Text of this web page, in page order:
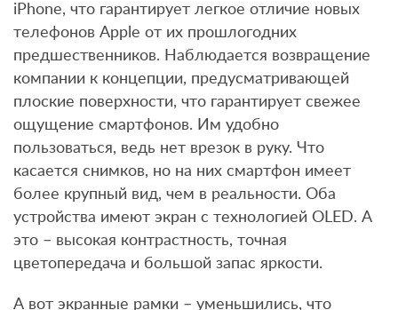
iPhone, что гарантирует легкое отличие новых
телефонов Apple от их прошлогодних
предшественников. Наблюдается возвращение
компании к концепции, предусматривающей
плоские поверхности, что гарантирует свежее
ощущение смартфонов. Им удобно
пользоваться, ведь нет врезок в руку. Что
касается снимков, но на них смартфон имеет
более крупный вид, чем в реальности. Оба
устройства имеют экран с технологией OLED. А
это – высокая контрастность, точная
цветопередача и большой запас яркости.
А вот экранные рамки – уменьшились, что